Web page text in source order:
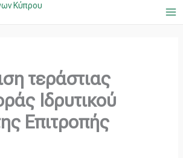
τεράστιας
Ιδρυτικού
Επιτροπής